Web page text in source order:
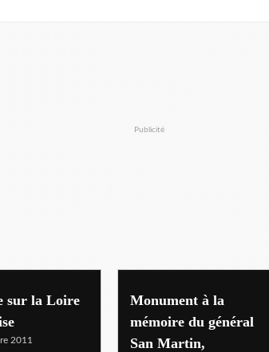
Publicité
sur la Loire
2011
Monument à la
mémoire du général
San Martin,